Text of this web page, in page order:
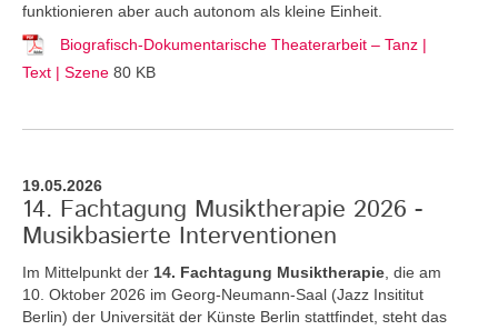
funktionieren aber auch autonom als kleine Einheit.
Biografisch-Dokumentarische Theaterarbeit – Tanz |
Text | Szene 80 KB
19.05.2026
14. Fachtagung Musiktherapie 2026 -
Musikbasierte Interventionen
Im Mittelpunkt der 14. Fachtagung Musiktherapie , die am
10. Oktober 2026 im Georg-Neumann-Saal (Jazz Insititut
Berlin) der Universität der Künste Berlin stattfindet, steht das